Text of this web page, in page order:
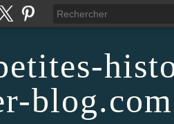
blog.com